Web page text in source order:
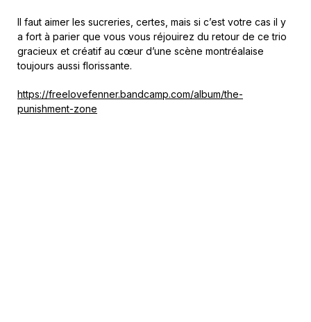
Il faut aimer les sucreries, certes, mais si c’est votre cas il y
a fort à parier que vous vous réjouirez du retour de ce trio
gracieux et créatif au cœur d’une scène montréalaise
toujours aussi florissante.
https://freelovefenner.bandcamp.com/album/the-
punishment-zone